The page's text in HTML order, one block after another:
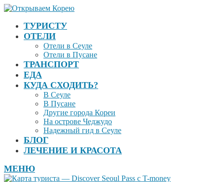
ТУРИСТУ
ОТЕЛИ
Отели в Сеуле
Отели в Пусане
ТРАНСПОРТ
ЕДА
КУДА СХОДИТЬ?
В Сеуле
В Пусане
Другие города Кореи
На острове Чеджудо
Надежный гид в Сеуле
БЛОГ
ЛЕЧЕНИЕ И КРАСОТА
МЕНЮ